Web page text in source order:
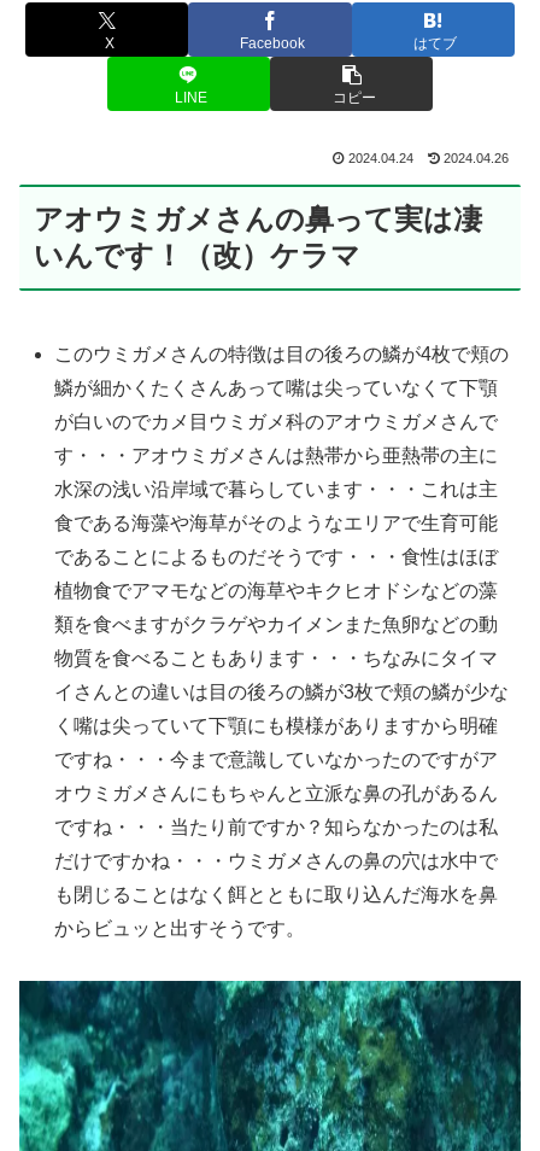
X Facebook はてブ
LINE コピー
2024.04.24 2024.04.26
アオウミガメさんの鼻って実は凄
いんです！（改）ケラマ
このウミガメさんの特徴は目の後ろの鱗が4枚で頬の
鱗が細かくたくさんあって嘴は尖っていなくて下顎
が白いのでカメ目ウミガメ科のアオウミガメさんで
す・・・アオウミガメさんは熱帯から亜熱帯の主に
水深の浅い沿岸域で暮らしています・・・これは主
食である海藻や海草がそのようなエリアで生育可能
であることによるものだそうです・・・食性はほぼ
植物食でアマモなどの海草やキクヒオドシなどの藻
類を食べますがクラゲやカイメンまた魚卵などの動
物質を食べることもあります・・・ちなみにタイマ
イさんとの違いは目の後ろの鱗が3枚で頬の鱗が少な
く嘴は尖っていて下顎にも模様がありますから明確
ですね・・・今まで意識していなかったのですがア
オウミガメさんにもちゃんと立派な鼻の孔があるん
ですね・・・当たり前ですか？知らなかったのは私
だけですかね・・・ウミガメさんの鼻の穴は水中で
も閉じることはなく餌とともに取り込んだ海水を鼻
からビュッと出すそうです。